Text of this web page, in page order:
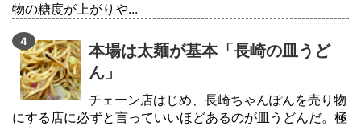
物の糖度が上がりや...
本場は太麺が基本「長崎の皿うど
ん」
チェーン店はじめ、長崎ちゃんぽんを売り物
にする店に必ずと言っていいほどあるのが皿うどんだ。極